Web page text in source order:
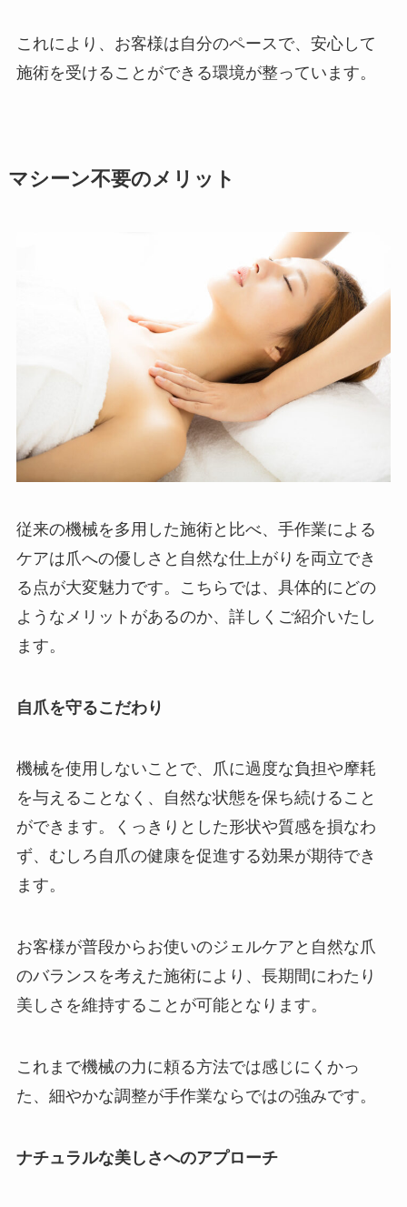
これにより、お客様は自分のペースで、安心して
施術を受けることができる環境が整っています。
マシーン不要のメリット
従来の機械を多用した施術と比べ、手作業による
ケアは爪への優しさと自然な仕上がりを両立でき
る点が大変魅力です。こちらでは、具体的にどの
ようなメリットがあるのか、詳しくご紹介いたし
ます。
自爪を守るこだわり
機械を使用しないことで、爪に過度な負担や摩耗
を与えることなく、自然な状態を保ち続けること
ができます。くっきりとした形状や質感を損なわ
ず、むしろ自爪の健康を促進する効果が期待でき
ます。
お客様が普段からお使いのジェルケアと自然な爪
のバランスを考えた施術により、長期間にわたり
美しさを維持することが可能となります。
これまで機械の力に頼る方法では感じにくかっ
た、細やかな調整が手作業ならではの強みです。
ナチュラルな美しさへのアプローチ